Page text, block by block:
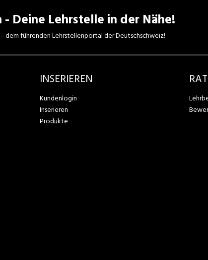
Deine Lehrstelle in der Nähe!
dem führenden Lehrstellenportal der Deutschschweiz!
INSERIEREN
Kundenlogin
Inserieren
Produkte